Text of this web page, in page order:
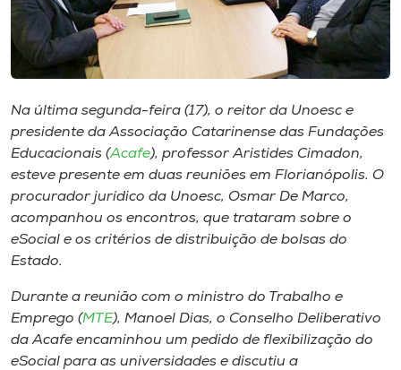
Museu
Unoesc
Selecione
A+
Na última segunda-feira (17), o reitor da Unoesc e
presidente da Associação Catarinense das Fundações
Educacionais (Acafe), professor Aristides Cimadon,
esteve presente em duas reuniões em Florianópolis. O
procurador jurídico da Unoesc, Osmar De Marco,
acompanhou os encontros, que trataram sobre o
eSocial e os critérios de distribuição de bolsas do
Estado.
Durante a reunião com o ministro do Trabalho e
Emprego (MTE), Manoel Dias, o Conselho Deliberativo
da Acafe encaminhou um pedido de flexibilização do
eSocial para as universidades e discutiu a